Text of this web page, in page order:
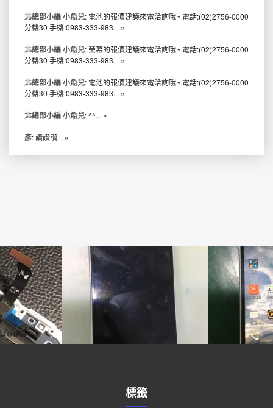
北總部小編 小魚兒: 電池的報價建議來電洽詢哦~ 電話:(02)2756-0000
分機30 手機:0983-333-983... »
北總部小編 小魚兒: 螢幕的報價建議來電洽詢哦~ 電話:(02)2756-0000
分機30 手機:0983-333-983... »
北總部小編 小魚兒: 電池的報價建議來電洽詢哦~ 電話:(02)2756-0000
分機30 手機:0983-333-983... »
北總部小編 小魚兒: ^^... »
彥: 讚讚讚... »
標籤